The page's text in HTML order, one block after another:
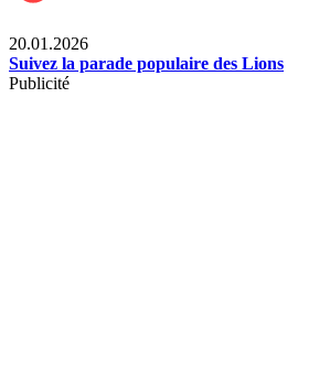
20.01.2026
Suivez la parade populaire des Lions
Publicité